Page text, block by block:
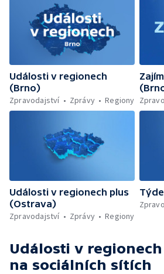
Události v regionech
(Brno)
Zpravodajství
Zprávy Regiony
Události v regionech plus
(Ostrava)
Zpravodajství
Zprávy Regiony
Události v
na sociálních sítích